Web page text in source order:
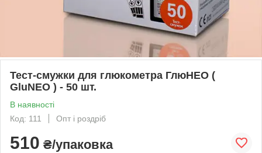
Тест-смужки для глюкометра ГлюНЕО (
GluNEO ) - 50 шт.
В наявності
Код: 111
Опт і роздріб
510 ₴/упаковка